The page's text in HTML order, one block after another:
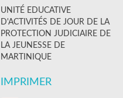
UNITÉ EDUCATIVE
D'ACTIVITÉS DE JOUR DE LA
PROTECTION JUDICIAIRE DE
LA JEUNESSE DE
MARTINIQUE
IMPRIMER